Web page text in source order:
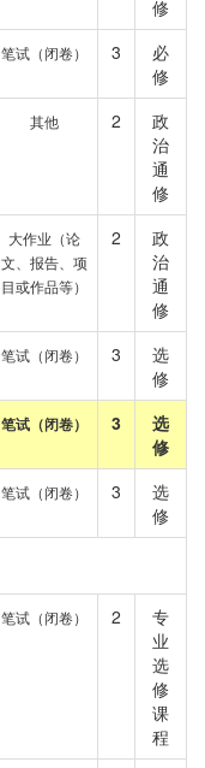
修
笔试（闭卷） 3
必
修
其他 2
政
治
通
修
大作业（论
文、报告、项
目或作品等）
2
政
治
通
修
笔试（闭卷） 3
选
修
笔试（闭卷） 3
选
修
笔试（闭卷） 3
选
修
笔试（闭卷） 2
专
业
选
修
课
程